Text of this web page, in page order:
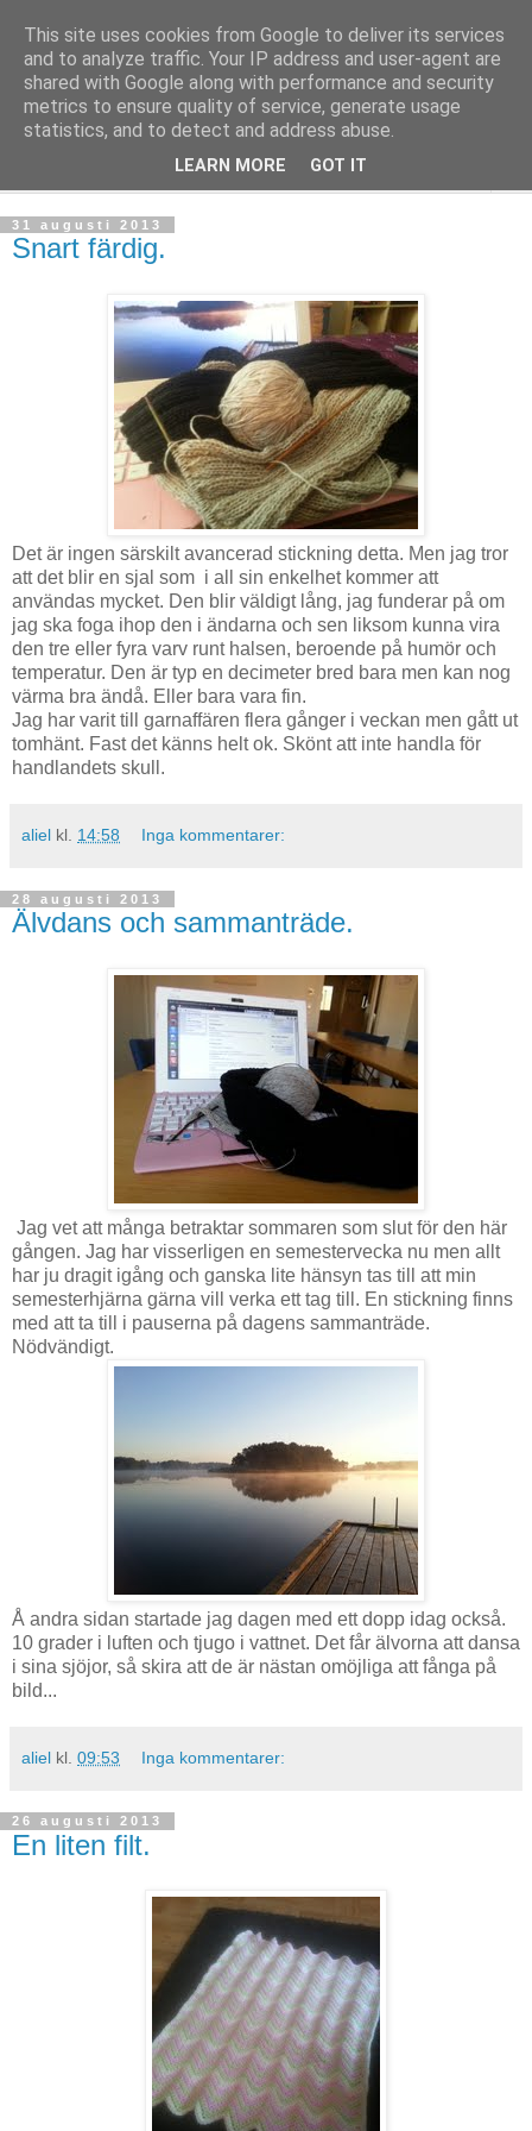
mönsterlöst
virkning och stickning maskor och varv, mönsterlöst
31 augusti 2013
Snart färdig.
Det är ingen särskilt avancerad stickning detta. Men jag tror
att det blir en sjal som i all sin enkelhet kommer att
användas mycket. Den blir väldigt lång, jag funderar på om
jag ska foga ihop den i ändarna och sen liksom kunna vira
den tre eller fyra varv runt halsen, beroende på humör och
temperatur. Den är typ en decimeter bred bara men kan nog
värma bra ändå. Eller bara vara fin.
Jag har varit till garnaffären flera gånger i veckan men gått ut
tomhänt. Fast det känns helt ok. Skönt att inte handla för
handlandets skull.
aliel kl. 14:58 Inga kommentarer:
28 augusti 2013
Älvdans och sammanträde.
Jag vet att många betraktar sommaren som slut för den här
gången. Jag har visserligen en semestervecka nu men allt
har ju dragit igång och ganska lite hänsyn tas till att min
semesterhjärna gärna vill verka ett tag till. En stickning finns
med att ta till i pauserna på dagens sammanträde.
Nödvändigt.
Å andra sidan startade jag dagen med ett dopp idag också.
10 grader i luften och tjugo i vattnet. Det får älvorna att dansa
i sina sjöjor, så skira att de är nästan omöjliga att fånga på
bild...
aliel kl. 09:53 Inga kommentarer:
26 augusti 2013
En liten filt.
This site uses cookies from Google to deliver its services
and to analyze traffic. Your IP address and user-agent are
shared with Google along with performance and security
metrics to ensure quality of service, generate usage
statistics, and to detect and address abuse.
LEARN MORE GOT IT